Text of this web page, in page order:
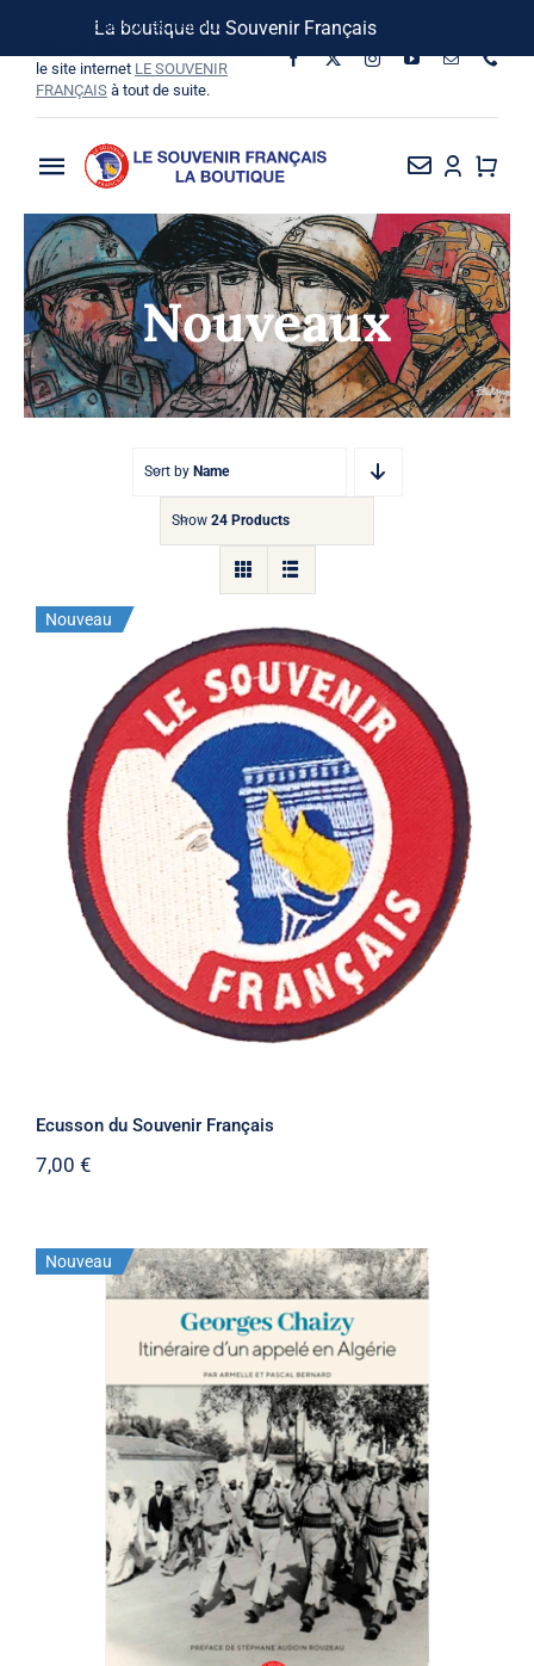
La boutique du Souvenir Français
contenu
Suivez-nous sur les réseaux
le site internet LE SOUVENIR
FRANÇAIS à tout de suite.
Toggle
Navigation
La Boutique
Vins SF-Bardins
Boîte à idées
Nouveaux
Sort by Name
Show 24 Products
Nouveau
Ecusson du Souvenir Français
Ecusson du Souvenir Français
7,00 €
Nouveau
Georges Chaizy